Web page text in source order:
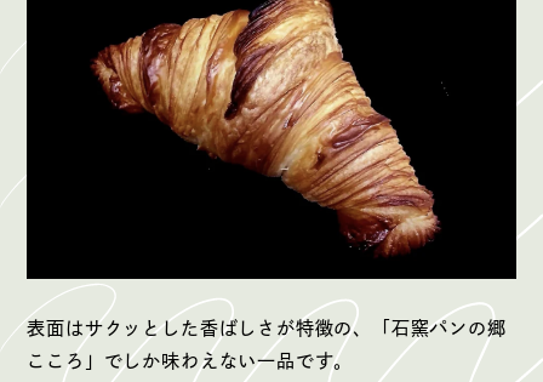
表面はサクッとした香ばしさが特徴の、「石窯パンの郷
こころ」でしか味わえない一品です。